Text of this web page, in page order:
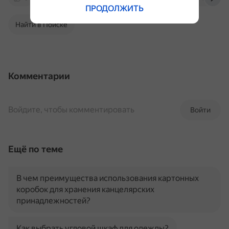
Найти в Поиске
Комментарии
Войти
Войдите, чтобы комментировать
Ещё по теме
В чем преимущества использования картонных
коробок для хранения канцелярских
принадлежностей?
ПРОДОЛЖИТЬ